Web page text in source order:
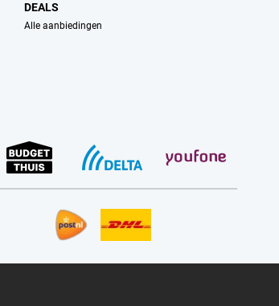
DEALS
Alle aanbiedingen